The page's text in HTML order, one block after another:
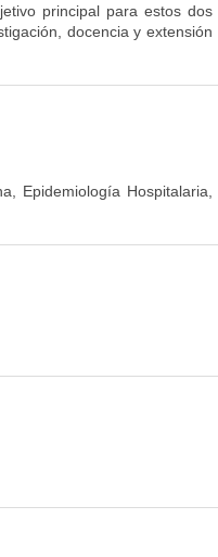
principal para estos dos
docencia y extensión
Epidemiología Hospitalaria,